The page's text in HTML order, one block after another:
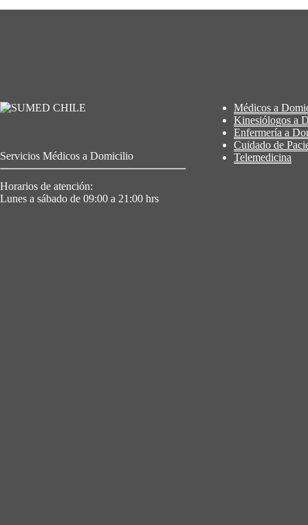
Servicios Médicos a Domicilio
Horarios de atención:
Lunes a sábado de 09:00 a 21:00 hrs
Médicos a
Kinesiólogos a
Enfermería a
Cuidado de
Telemedicina